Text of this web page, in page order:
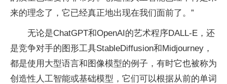
来的理念了，它已经真正地出现在我们面前了。”
无论是ChatGPT和OpenAI的艺术程序DALL-E，还
是竞争对手的图形工具StableDiffusion和Midjourney，
都是使用大型语言和图像模型的例子，有时它也被称为
创造性人工智能或基础模型，它们可以根据从前的单词